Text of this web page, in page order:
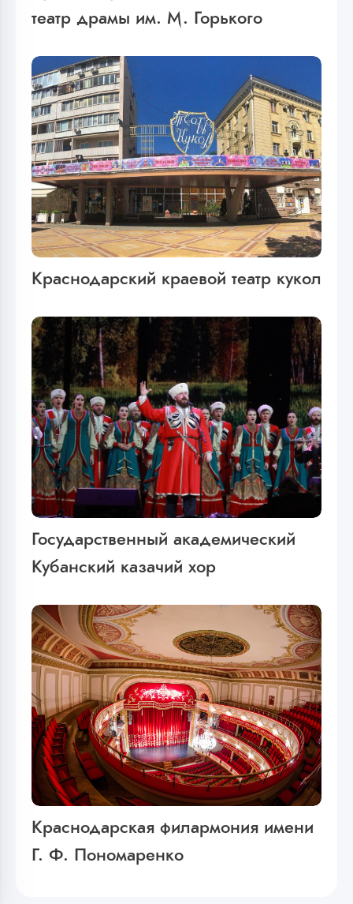
театр драмы им. М. Горького
Краснодарский краевой театр кукол
Государственный академический
Кубанский казачий хор
Краснодарская филармония имени
Г. Ф. Пономаренко